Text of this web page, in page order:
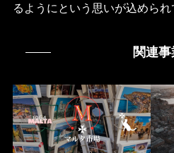
るようにという思いが込められ
関連事